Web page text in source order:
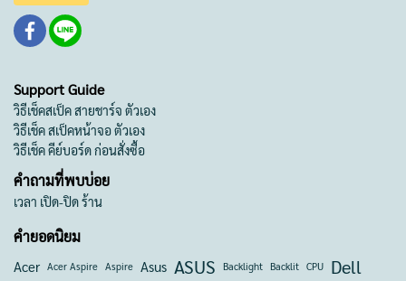
Support Guide
วิธีเช็คสเป็ค สายชาร์จ ตัวเอง
วิธีเช็ค สเป็คหน้าจอ ตัวเอง
วิธีเช็ค คีย์บอร์ด ก่อนสั่งซื้อ
คำถามที่พบบ่อย
เวลา เปิด-ปิด ร้าน
คำยอดนิยม
Acer Acer Aspire Aspire Asus ASUS Backlight Backlit CPU Dell